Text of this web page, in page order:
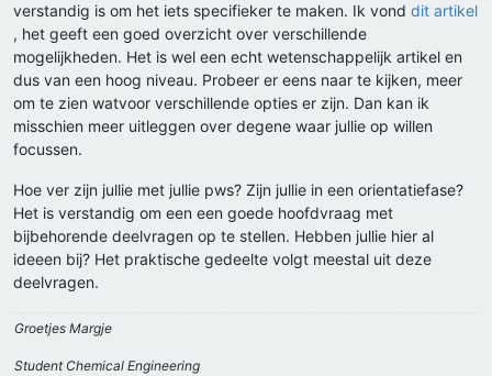
verstandig is om het iets specifieker te maken. Ik vond dit artikel
, het geeft een goed overzicht over verschillende
mogelijkheden. Het is wel een echt wetenschappelijk artikel en
dus van een hoog niveau. Probeer er eens naar te kijken, meer
om te zien watvoor verschillende opties er zijn. Dan kan ik
misschien meer uitleggen over degene waar jullie op willen
focussen.
Hoe ver zijn jullie met jullie pws? Zijn jullie in een orientatiefase?
Het is verstandig om een een goede hoofdvraag met
bijbehorende deelvragen op te stellen. Hebben jullie hier al
ideeen bij? Het praktische gedeelte volgt meestal uit deze
deelvragen.
Groetjes Margje
Student Chemical Engineering